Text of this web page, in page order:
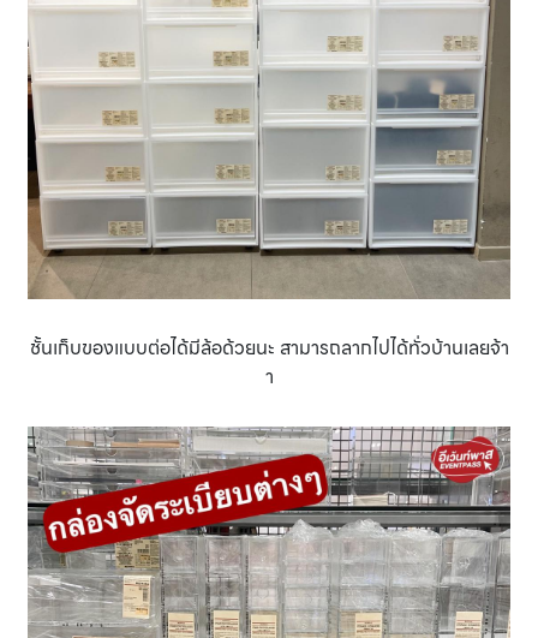
ชั้นเก็บของแบบต่อได้มีล้อด้วยนะ สามารถลากไปได้ทั่วบ้านเลยจ้า
า